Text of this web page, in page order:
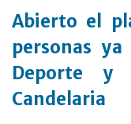
Abierto el
personas
Deporte y
Candelaria